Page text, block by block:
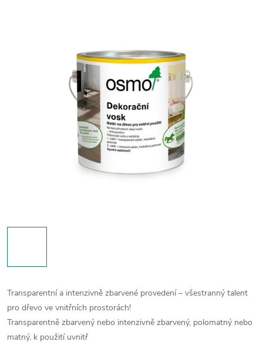
Transparentní a intenzivně zbarvené provedení – všestranný talent
pro dřevo ve vnitřních prostorách!
Transparentně zbarvený nebo intenzivně zbarvený, polomatný nebo
matný, k použití uvnitř